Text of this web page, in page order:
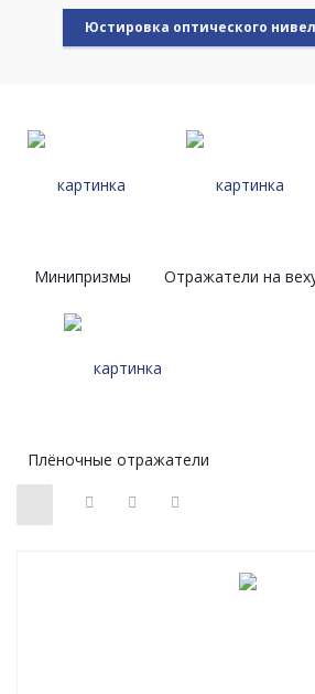
Юстировка оптического
Минипризмы Отражатели на
Плёночные отражатели